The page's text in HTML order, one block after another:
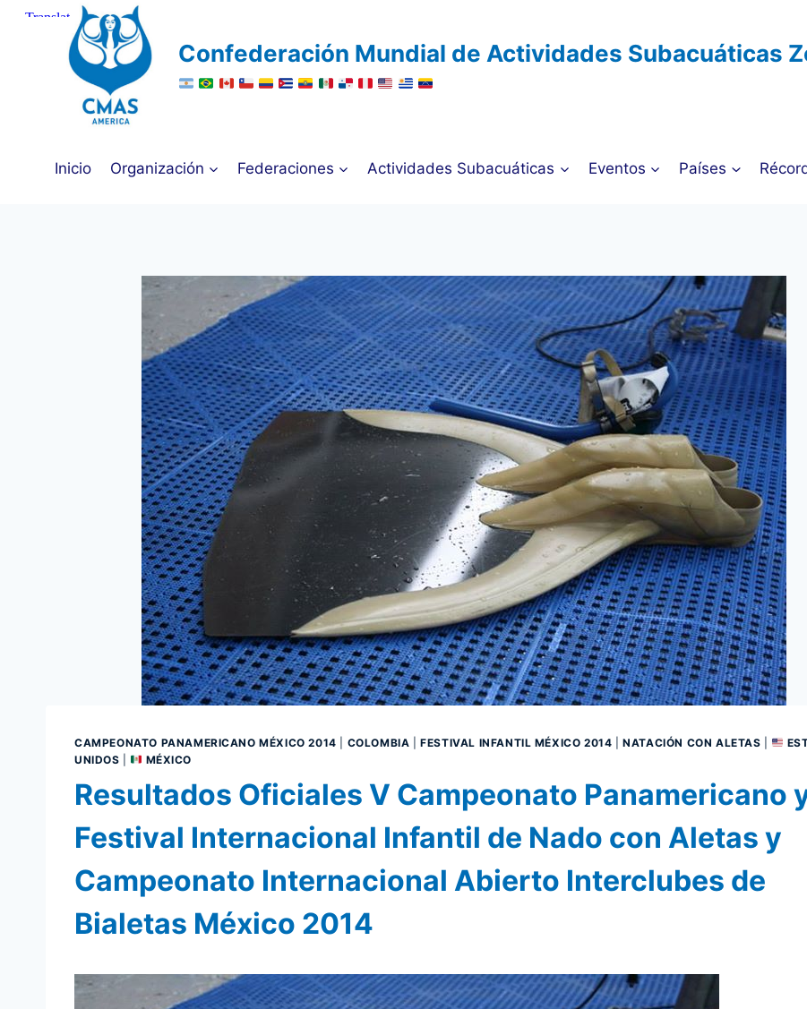
Saltar
contenido
Confederación Mundial de Actividades Subacuáticas
Inicio Organización Federaciones Actividades Subacuáticas Eventos Países
CAMPEONATO PANAMERICANO MÉXICO 2014 COLOMBIA |FESTIVAL INFANTIL MÉXICO 2014 |NATACIÓN CON ALETAS
UNIDOS
MÉXICO
Resultados Oficiales V Campeonato Panamericano
Festival Internacional Infantil de Nado con Aletas y
Campeonato Internacional Abierto Interclubes de
Bialetas México 2014